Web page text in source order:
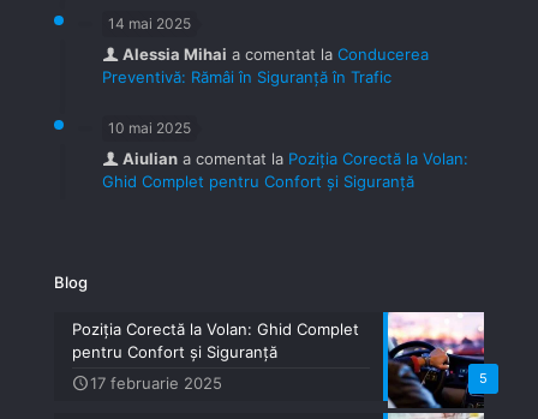
14 mai 2025
Alessia Mihai a comentat la Conducerea
Preventivă: Rămâi în Siguranță în Trafic
10 mai 2025
Aiulian a comentat la Poziția Corectă la Volan:
Ghid Complet pentru Confort și Siguranță
Blog
5
Poziția Corectă la Volan: Ghid Complet
pentru Confort și Siguranță
17 februarie 2025